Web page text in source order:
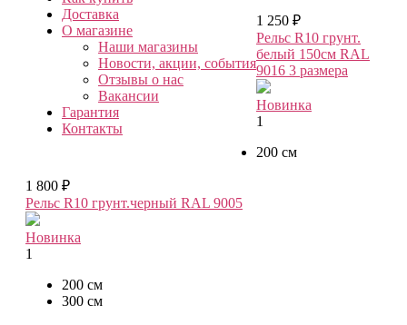
Доставка
О магазине
Наши магазины
Новости, акции, события
Отзывы о нас
Вакансии
Гарантия
Контакты
1 250 ₽
Рельс R10 грунт.
белый 150см RAL
9016 3 размера
Новинка
1
200 см
1 800 ₽
Рельс R10 грунт.черный RAL 9005
Новинка
1
200 см
300 см